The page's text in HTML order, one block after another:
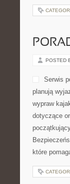
POSTED
Serwis
planują
wypraw
dotyczące
które